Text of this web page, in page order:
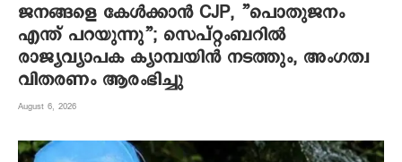
ജനങ്ങളെ കേൾക്കാൻ CJP, ”പൊതുജനം
എന്ത് പറയുന്നു”; സെപ്റ്റംബറിൽ
രാജ്യവ്യാപക ക്യാമ്പയിൻ നടത്തും, അംഗത്വ
വിതരണം ആരംഭിച്ചു
August 6, 2026